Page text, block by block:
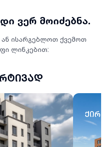
ვერ მოიძებნა.
ისარგებლოთ ქვემოთ
ლინკებით: